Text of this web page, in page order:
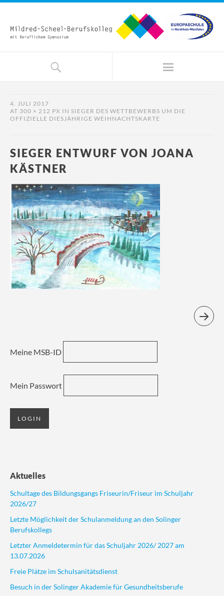
4. JULI 2017
AT 300 × 212 PX IN SIEGER DES WETTBEWERBS UM DIE
OFFIZIELLE DIESJÄHRIGE WEIHNACHTSKARTE
SIEGER ENTWURF VON JOANA
KÄSTNER
Meine MSB-ID
Mein Passwort
Aktuelles
Schultage des Bildungsgangs Friseurin/Friseur im Schuljahr
2026/27
Letzte Möglichkeit der Schulanmeldung an den Solinger
Berufskollegs
Letzter Anmeldetermin für das Schuljahr 2026/ 2027 am
13.07.2026
Freie Plätze im Schulsanitätsdienst
Besuch in der Solinger Akademie für Gesundheitsberufe